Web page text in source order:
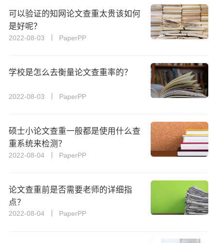
可以验证的知网论文查重太贵该如何
是好呢？
2022-08-03 丨 PaperPP
学校是怎么去衡量论文查重率的？
2022-08-03 丨 PaperPP
硕士小论文查重一般都是使用什么查
重系统来检测？
2022-08-04 丨 PaperPP
论文查重前是否需要老师的详细指
点？
2022-08-04 丨 PaperPP